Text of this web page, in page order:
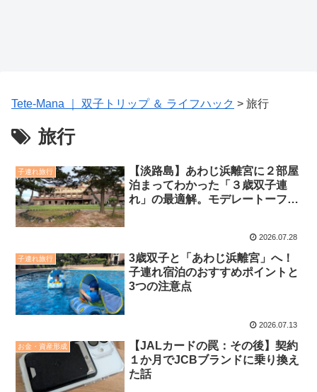
Tete-Mana ｜ 双子トリップ ＆ ライフハック > 旅行
旅行
子連れ旅行
【淡路島】あわじ浜離宮に２部屋
泊まってわかった「３歳双子連
れ」の最適解。モデレートーフロ
2026.07.28
子連れ旅行
3歳双子と「あわじ浜離宮」へ！
子連れ宿泊のおすすめポイントと
3つの注意点
2026.07.13
お金・資産形成
【JALカードの罠：その後】契約
１か月でJCBブランドに乗り換え
た話